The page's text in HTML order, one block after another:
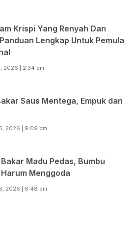
Krispi Yang Renyah Dan
Lengkap Untuk Pemula
2026 | 2:34 pm
Saus Mentega, Empuk dan
2026 | 9:09 pm
Madu Pedas, Bumbu
Menggoda
2026 | 8:48 pm